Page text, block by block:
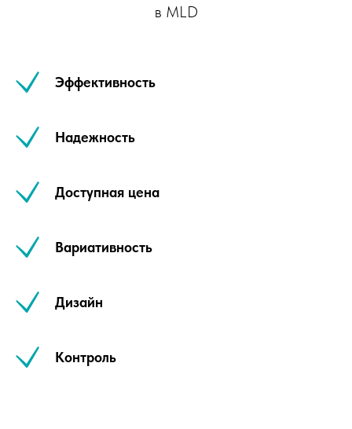
в MLD
Эффективность
Надежность
Доступная цена
Вариативность
Дизайн
Контроль